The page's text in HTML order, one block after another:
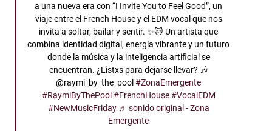
a una nueva era con “I Invite You to Feel Good”, un
viaje entre el French House y el EDM vocal que nos
invita a soltar, bailar y sentir. ✨🐱 Un artista que
combina identidad digital, energía vibrante y un futuro
donde la música y la inteligencia artificial se
encuentran. ¿Listxs para dejarse llevar? 🎶
@raymi_by_the_pool#ZonaEmergente
#RaymiByThePool #FrenchHouse #VocalEDM
#NewMusicFriday ♬ sonido original - Zona
Emergente